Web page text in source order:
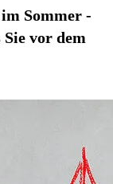
Sommer -
vor dem